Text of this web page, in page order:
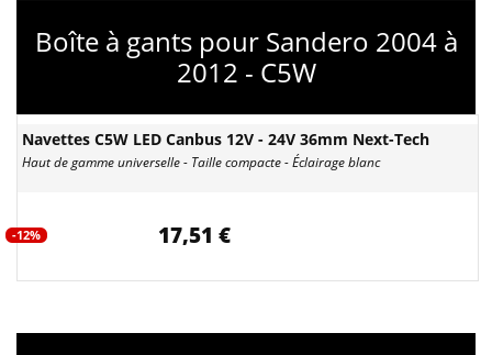
Boîte à gants pour Sandero 2004 à
2012 - C5W
Navettes C5W LED Canbus 12V - 24V 36mm Next-Tech
Haut de gamme universelle - Taille compacte - Éclairage blanc
-12% 17,51 €